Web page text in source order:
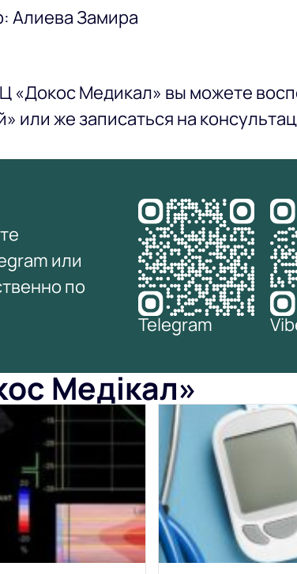
Алиева Замира
«Докос Медикал» вы можете
или же записаться на
или
по
Telegram
Медікал»